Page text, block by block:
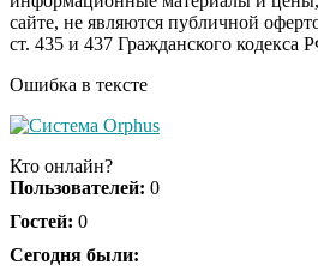
i
Ролик из Омска: вы
будете смеяться долго
сайте, не являются публичной
ст. 435 и 437 Гражданского кодекса
Ошибка в тексте
Кто онлайн?
Пользователей: 0
Гостей: 0
Сегодня были: